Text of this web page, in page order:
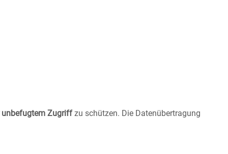
unbefugtem Zugriff zu schützen. Die Datenübertragung